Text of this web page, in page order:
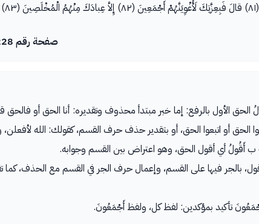
صفحة رقم 228
الأول بالرفع: إما خبر مبتدأ محذوف وتقديره: أنا الحق أو
الحق أو اتبعوا الحق، أو بتقدير حذف حرف القسم، كقولك: الله
أَقُولُ أي أقول الحق، وهو اعتراض بين القسم وجوابه.
بالجر فيها على القسم، وإعمال حرف الجر في القسم مع الحذف، كما
تأكيد بمؤكدين: لفظ كل، ولفظ أَجْمَعُونَ.